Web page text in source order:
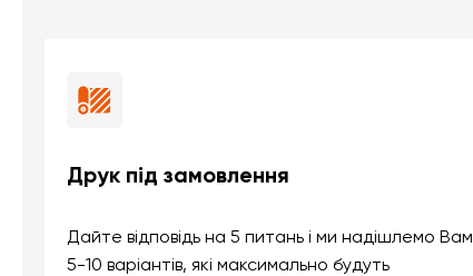
Друк під замовлення
Дайте відповідь на 5 питань і ми надішлемо Вам
5-10 варіантів, які максимально будуть